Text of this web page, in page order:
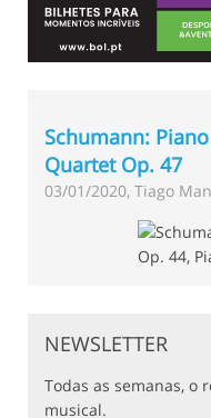
Schumann:
Quartet Op. 47
03/01/2020, Tiago
NEWSLETTER
Todas as semanas, o
musical.